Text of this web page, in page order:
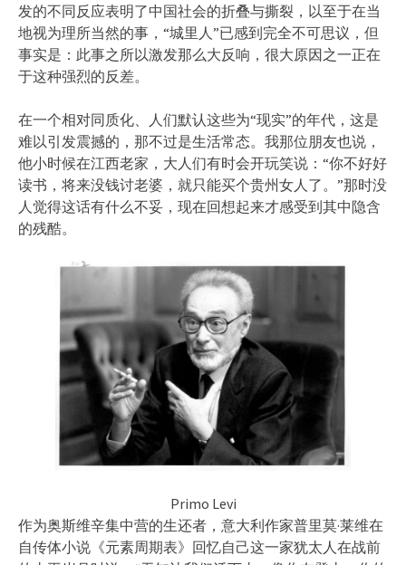
发的不同反应表明了中国社会的折叠与撕裂，以至于在当
地视为理所当然的事，“城里人”已感到完全不可思议，但
事实是：此事之所以激发那么大反响，很大原因之一正在
于这种强烈的反差。
在一个相对同质化、人们默认这些为“现实”的年代，这是
难以引发震撼的，那不过是生活常态。我那位朋友也说，
他小时候在江西老家，大人们有时会开玩笑说：“你不好好
读书，将来没钱讨老婆，就只能买个贵州女人了。”那时没
人觉得这话有什么不妥，现在回想起来才感受到其中隐含
的残酷。
Primo Levi
作为奥斯维辛集中营的生还者，意大利作家普里莫·莱维在
自传体小说《元素周期表》回忆自己这一家犹太人在战前